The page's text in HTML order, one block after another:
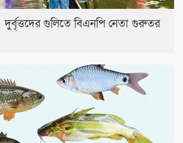
দুর্বৃত্তদের গুলিতে বিএনপি নেতা গুরুতর